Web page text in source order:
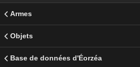
Armes
Objets
Base de données d'Éorzéa